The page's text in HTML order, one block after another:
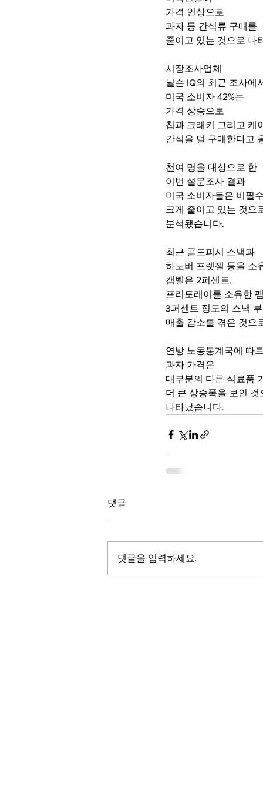
가격 인상으로
과자 등 간식류 구매를
줄이고 있는 것으로 나
시장조사업체
닐슨 IQ의 최근 조사에
미국 소비자 42%는
가격 상승으로
칩과 크래커 그리고 케
간식을 덜 구매한다고
천여 명을 대상으로 한
이번 설문조사 결과
미국 소비자들은 비필
크게 줄이고 있는 것으
분석됐습니다.
최근 골드피시 스낵과
하노버 프렛젤 등을 소
캠벨은 2퍼센트,
프리토레이를 소유한
3퍼센트 정도의 스낵
매출 감소를 겪은 것으
연방 노동통계국에 따
과자 가격은
대부분의 다른 식료품
더 큰 상승폭을 보인 것
나타났습니다.
댓글
댓글을 입력하세요.